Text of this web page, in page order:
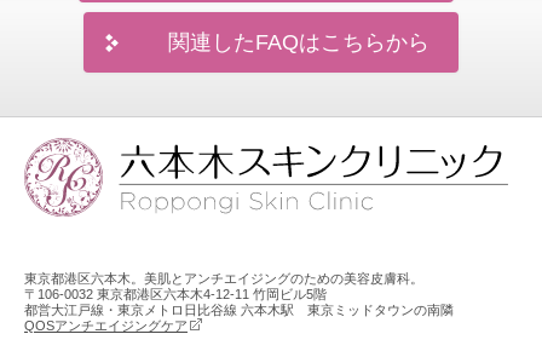
関連したFAQはこちらから
東京都港区六本木。美肌とアンチエイジングのための美容皮膚科。
〒106-0032 東京都港区六本木4-12-11 竹岡ビル5階
都営大江戸線・東京メトロ日比谷線 六本木駅 東京ミッドタウンの南隣
QOSアンチエイジングケア